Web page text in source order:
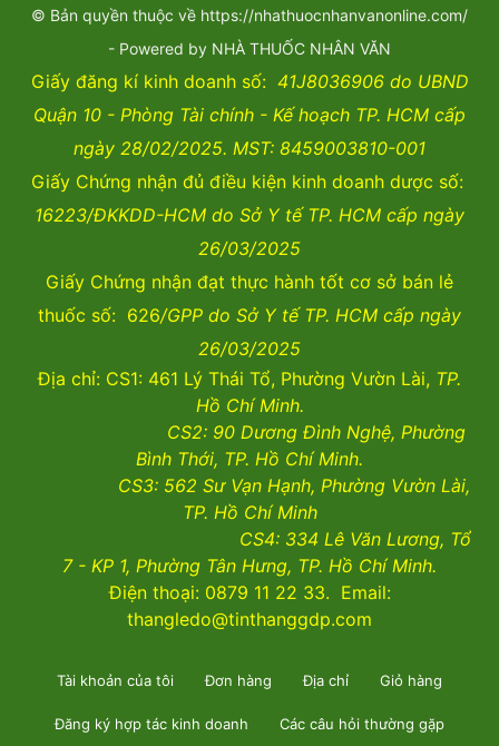
© Bản quyền thuộc về https://nhathuocnhanvanonline.com/
- Powered by NHÀ THUỐC NHÂN VĂN
Giấy đăng kí kinh doanh số: 41J8036906 do UBND
Quận 10 - Phòng Tài chính - Kế hoạch TP. HCM cấp
ngày 28/02/2025. MST: 8459003810-001
Giấy Chứng nhận đủ điều kiện kinh doanh dược số:
16223/ĐKKDD-HCM do Sở Y tế TP. HCM cấp ngày
26/03/2025
Giấy Chứng nhận đạt thực hành tốt cơ sở bán lẻ
thuốc số: 626/GPP do Sở Y tế TP. HCM cấp ngày
26/03/2025
Địa chỉ: CS1: 461 Lý Thái Tổ, Phường Vườn Lài, TP.
Hồ Chí Minh.
CS2: 90 Dương Đình Nghệ, Phường
Bình Thới, TP. Hồ Chí Minh.
CS3: 562 Sư Vạn Hạnh, Phường Vườn Lài,
TP. Hồ Chí Minh
CS4: 334 Lê Văn Lương, Tổ
7 - KP 1, Phường Tân Hưng, TP. Hồ Chí Minh.
Điện thoại: 0879 11 22 33. Email:
thangledo@tinthanggdp.com
Tài khoản của tôi Đơn hàng Địa chỉ Giỏ hàng
Đăng ký hợp tác kinh doanh Các câu hỏi thường gặp